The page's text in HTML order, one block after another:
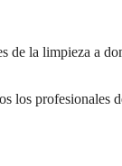
de la limpieza a
los profesionales